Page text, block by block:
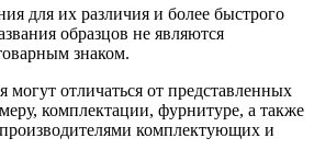
для их различия и более быстрого
образцов не являются
знаком.
могут отличаться от представленных
комплектации, фурнитуре, а также
комплектующих и